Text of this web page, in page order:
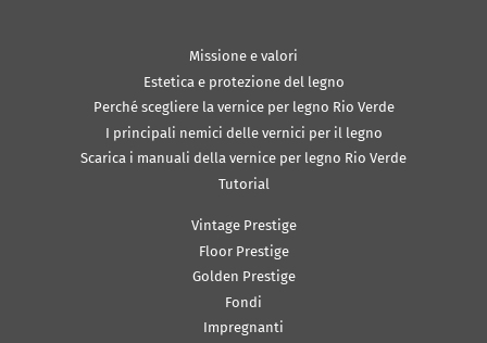
Missione e valori
Estetica e protezione del legno
Perché scegliere la vernice per legno Rio Verde
I principali nemici delle vernici per il legno
Scarica i manuali della vernice per legno Rio Verde
Tutorial
Vintage Prestige
Floor Prestige
Golden Prestige
Fondi
Impregnanti